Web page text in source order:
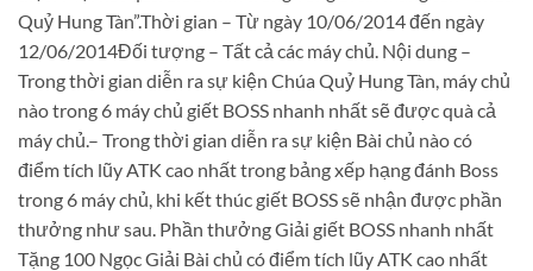
Quỷ Hung Tàn”.Thời gian – Từ ngày 10/06/2014 đến ngày
12/06/2014Đối tượng – Tất cả các máy chủ. Nội dung –
Trong thời gian diễn ra sự kiện Chúa Quỷ Hung Tàn, máy chủ
nào trong 6 máy chủ giết BOSS nhanh nhất sẽ được quà cả
máy chủ.– Trong thời gian diễn ra sự kiện Bài chủ nào có
điểm tích lũy ATK cao nhất trong bảng xếp hạng đánh Boss
trong 6 máy chủ, khi kết thúc giết BOSS sẽ nhận được phần
thưởng như sau. Phần thưởng Giải giết BOSS nhanh nhất
Tặng 100 Ngọc Giải Bài chủ có điểm tích lũy ATK cao nhất